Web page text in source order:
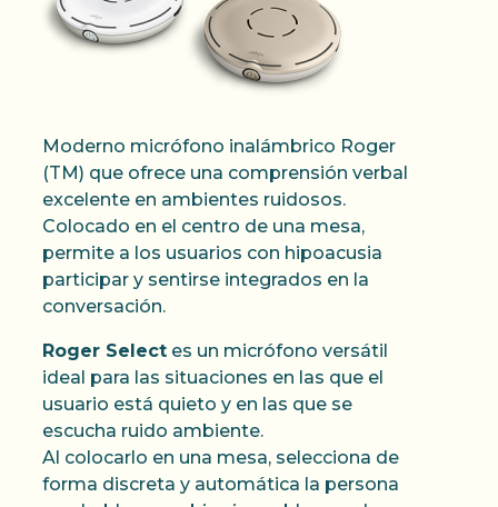
Moderno micrófono inalámbrico Roger
(TM) que ofrece una comprensión verbal
excelente en ambientes ruidosos.
Colocado en el centro de una mesa,
permite a los usuarios con hipoacusia
participar y sentirse integrados en la
conversación.
Roger Select es un micrófono versátil
ideal para las situaciones en las que el
usuario está quieto y en las que se
escucha ruido ambiente.
Al colocarlo en una mesa, selecciona de
forma discreta y automática la persona